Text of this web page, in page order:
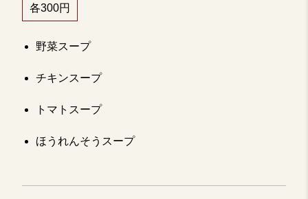
各300円
野菜スープ
チキンスープ
トマトスープ
ほうれんそうスープ